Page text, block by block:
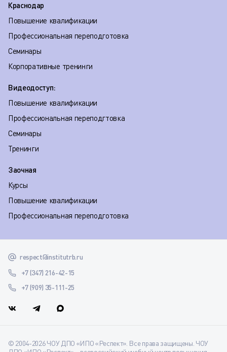
Краснодар
Повышение квалификации
Профессиональная переподготовка
Семинары
Корпоративные тренинги
Видеодоступ:
Повышение квалификации
Профессиональная переподгтовка
Семинары
Тренинги
Заочная
Курсы
Повышение квалификации
Профессиональная переподготовка
respect@institutrb.ru
+7 (347) 216-42-15
+7 (909) 35-111-25
© 2004-2026 ЧОУ ДПО «ИПО «Респект». Все права защищены. ЧОУ